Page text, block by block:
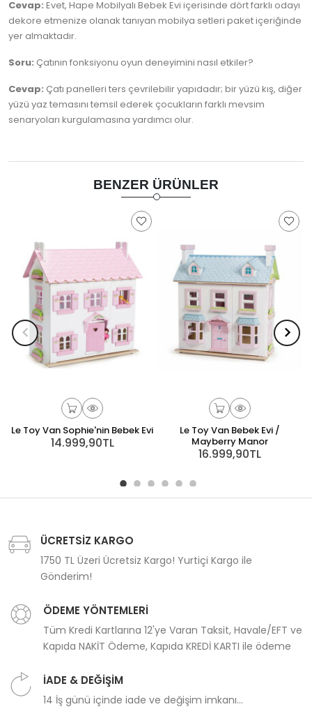
Cevap: Evet, Hape Mobilyalı Bebek Evi içerisinde dört farklı odayı
dekore etmenize olanak tanıyan mobilya setleri paket içeriğinde
yer almaktadır.
Soru: Çatının fonksiyonu oyun deneyimini nasıl etkiler?
Cevap: Çatı panelleri ters çevrilebilir yapıdadır; bir yüzü kış, diğer
yüzü yaz temasını temsil ederek çocukların farklı mevsim
senaryoları kurgulamasına yardımcı olur.
BENZER ÜRÜNLER
Le Toy Van Sophie'nin Bebek Evi
14.999,90TL
Le Toy Van Bebek Evi /
Mayberry Manor
16.999,90TL
ÜCRETSİZ KARGO
1750 TL Üzeri Ücretsiz Kargo! Yurtiçi Kargo ile
Gönderim!
ÖDEME YÖNTEMLERİ
Tüm Kredi Kartlarına 12'ye Varan Taksit, Havale/EFT ve
Kapıda NAKİT Ödeme, Kapıda KREDİ KARTI ile ödeme
İADE & DEĞİŞİM
14 İş günü içinde iade ve değişim imkanı...